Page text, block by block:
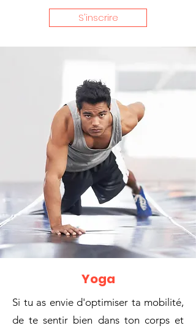
S'inscrire
Yoga
Si tu as envie d'optimiser ta mobilité,
de te sentir bien dans ton corps et